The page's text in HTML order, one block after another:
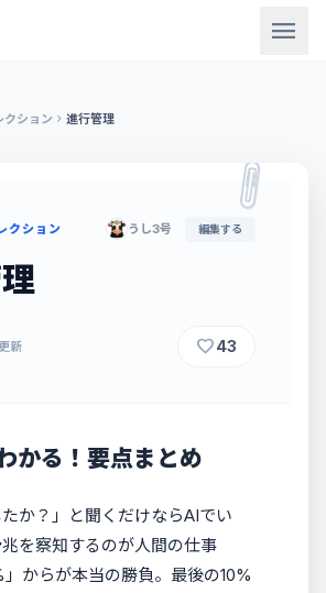
menu
クション chevron_right 進行管理
クション うし3号 編集する
新 favorite43
かる！要点まとめ
たか？」と聞くだけならAIでい
を察知するのが人間の仕事
からが本当の勝負。最後の10%